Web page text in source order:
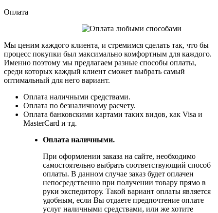
Оплата
Мы ценим каждого клиента, и стремимся сделать так, что бы
процесс покупки был максимально комфортным для каждого.
Именно поэтому мы предлагаем разные способы оплаты,
среди которых каждый клиент сможет выбрать самый
оптимальный для него вариант.
Оплата наличными средствами.
Оплата по безналичному расчету.
Оплата банковскими картами таких видов, как Visa и
MasterCard и тд.
Оплата наличными.
При оформлении заказа на сайте, необходимо
самостоятельно выбрать соответствующий способ
оплаты. В данном случае заказ будет оплачен
непосредственно при получении товару прямо в
руки экспедитору. Такой вариант оплаты является
удобным, если Вы отдаете предпочтение оплате
услуг наличными средствами, или же хотите